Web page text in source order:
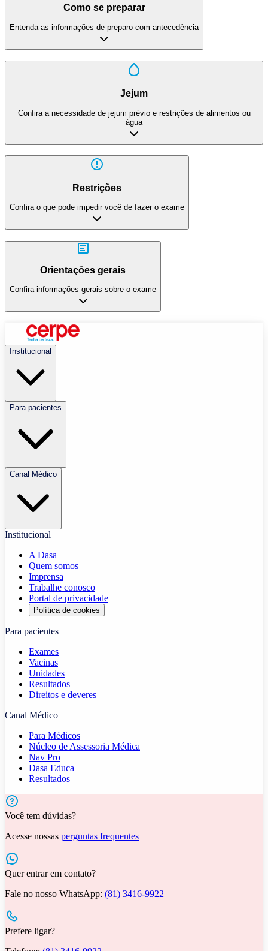
Como se preparar
Entenda as informações de preparo com antecedência
Jejum
Confira a necessidade de jejum prévio e restrições de alimentos ou
água
Restrições
Confira o que pode impedir você de fazer o exame
Orientações gerais
Confira informações gerais sobre o exame
Institucional
Para pacientes
Canal Médico
Institucional
A Dasa
Quem somos
Imprensa
Trabalhe conosco
Portal de privacidade
Política de cookies
Para pacientes
Exames
Vacinas
Unidades
Resultados
Direitos e deveres
Canal Médico
Para Médicos
Núcleo de Assessoria Médica
Nav Pro
Dasa Educa
Resultados
Você tem dúvidas?
Acesse nossas perguntas frequentes
Quer entrar em contato?
Fale no nosso WhatsApp: (81) 3416-9922
Prefere ligar?